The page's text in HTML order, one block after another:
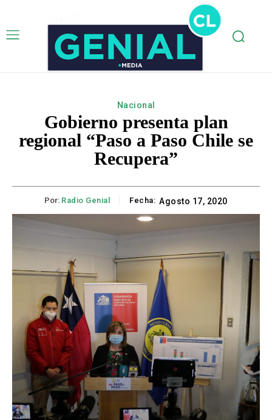
Nacional
Gobierno presenta plan
regional “Paso a Paso Chile se
Recupera”
Por: Radio Genial Fecha: Agosto 17, 2020